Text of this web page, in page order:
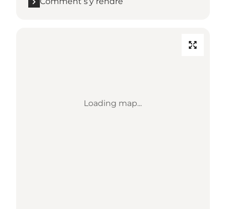
Loading map...